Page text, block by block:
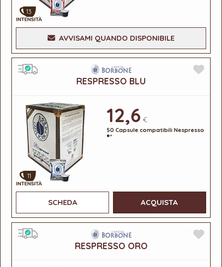
13
AVVISAMI QUANDO DISPONIBILE
RESPRESSO BLU
11
12,6 €
50 Capsule compatibili Nespresso
®*
SCHEDA ACQUISTA
RESPRESSO ORO